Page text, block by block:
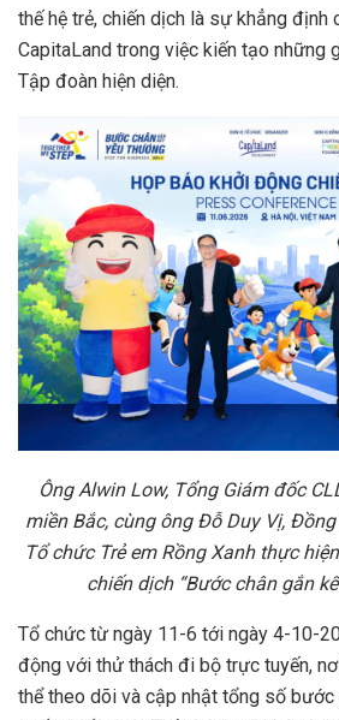
thế hệ trẻ, chiến dịch là sự khẳng định
CapitaLand trong việc kiến tạo những
Tập đoàn hiện diện.
Ông Alwin Low, Tổng Giám đốc
miền Bắc, cùng ông Đỗ Duy Vị,
Tổ chức Trẻ em Rồng Xanh thực
chiến dịch “Bước chân gắn
Tổ chức từ ngày 11-6 tới ngày 4-10-
động với thử thách đi bộ trực tuyến,
thể theo dõi và cập nhật tổng số bước